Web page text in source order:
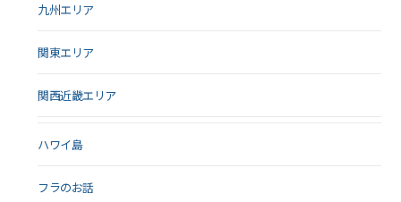
九州エリア
関東エリア
関西近畿エリア
ハワイ島
フラのお話